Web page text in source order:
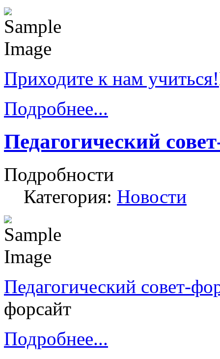
Приходите к нам учиться!
Подробнее...
Педагогический
Подробности
Категория: Новости
Педагогический совет-
форсайт
Подробнее...